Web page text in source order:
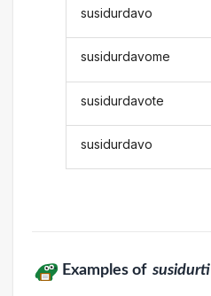
susidurdavo
susidurdavome
susidurdavote
susidurdavo
Examples of susidurti